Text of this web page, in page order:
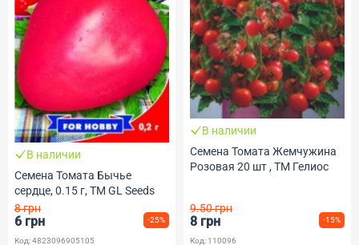
В наличии
Семена Томата Бычье
сердце, 0.15 г, ТМ GL Seeds
8 грн
6 грн -25%
Код: 4823096905105
В наличии
Семена Томата Жемчужина
Розовая 20 шт , ТМ Гелиос
9.50 грн
8 грн -15%
Код: 110096